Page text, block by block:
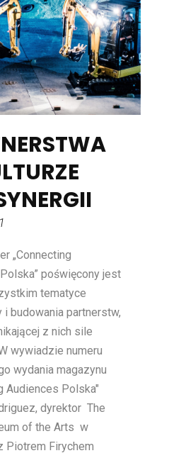
„Connecting
poświęcony jest
tematyce
i budowania partnerstw,
z nich sile
wywiadzie numeru
wydania magazynu
Audiences Polska"
dyrektor The
of the Arts w
Piotrem Firychem